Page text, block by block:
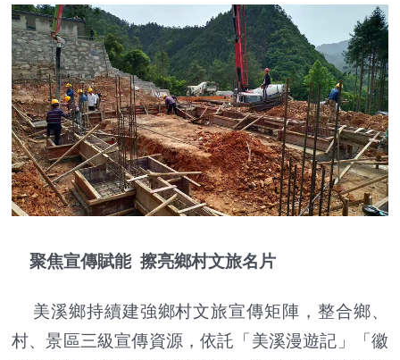
聚焦宣傳賦能 擦亮鄉村文旅名片
美溪鄉持續建強鄉村文旅宣傳矩陣，整合鄉、
村、景區三級宣傳資源，依託「美溪漫遊記」「徽